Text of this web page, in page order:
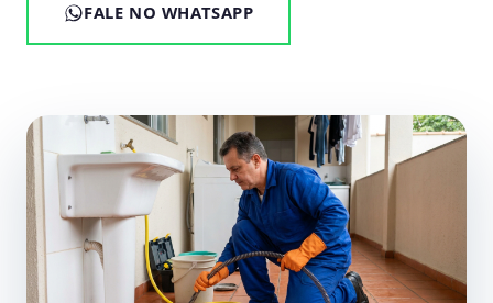
FALE NO WHATSAPP